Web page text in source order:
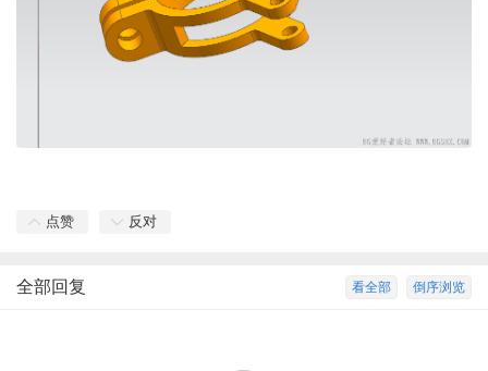
点赞 反对
倒序浏览
看全部
全部回复